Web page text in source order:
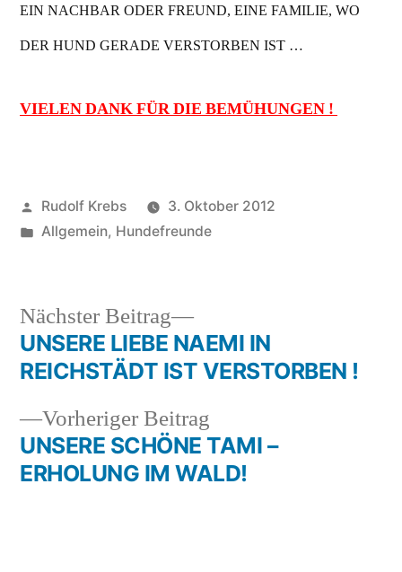
EIN NACHBAR ODER FREUND, EINE FAMILIE, WO
DER HUND GERADE VERSTORBEN IST …
VIELEN DANK FÜR DIE BEMÜHUNGEN !
Veröffentlicht
von
Rudolf Krebs
3. Oktober 2012
Veröffentlicht
Allgemein, Hundefreunde
Beitragsnavigation
Vorheriger Beitrag
Beitrag:
UNSERE SCHÖNE TAMI –
ERHOLUNG IM WALD!
Nächster Beitrag
Nächster
Beitrag:
UNSERE LIEBE NAEMI IN
REICHSTÄDT IST VERSTORBEN !